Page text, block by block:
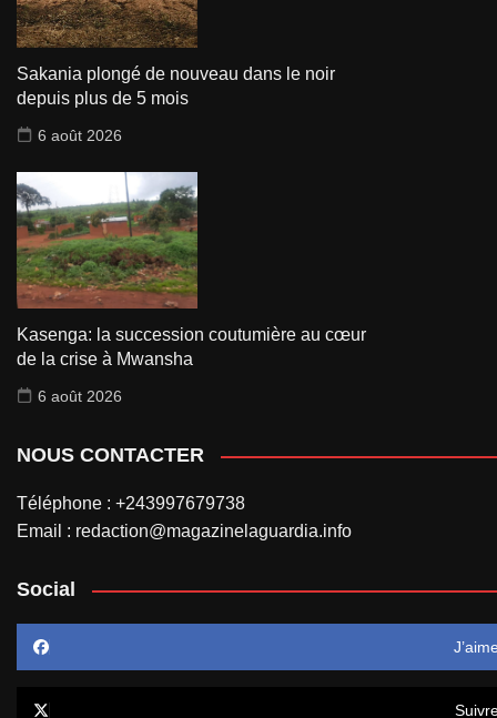
Sakania plongé de nouveau dans le noir
depuis plus de 5 mois
6 août 2026
Kasenga: la succession coutumière au cœur
de la crise à Mwansha
6 août 2026
NOUS CONTACTER
Téléphone : +243997679738
Email : redaction@magazinelaguardia.info
Social